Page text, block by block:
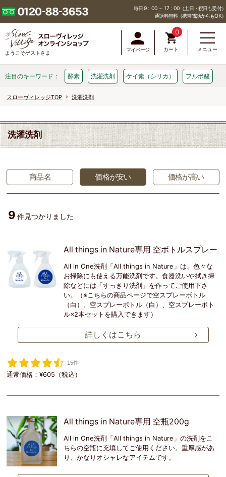
毎日 9：00 ～ 17：00（土日・祝日も受付）
通話料無料（携帯電話からもOK）
ようこそゲストさま
0
カート
マイページ メニュー
注目のキーワード： 酵素 洗濯洗剤 ケイ素（シリカ） フルボ酸
スローヴィレッジTOP 洗濯洗剤
洗濯洗剤
商品名 価格が安い 価格が高い
9 件見つかりました
All things in Nature専用 空ボトルスプレー
All in One洗剤「All things in Nature」は、色々な
お掃除にも使える万能洗剤です。食器洗いや拭き掃
除などには「すっきり洗剤」を作ってご使用下さ
い。（※こちらの商品ページで空スプレーボトル
（白）、空スプレーボトル（白）、空スプレーボト
ル×2本セットを購入できます）
詳しくはこちら
15件
通常価格：¥605（税込）
All things in Nature専用 空瓶200g
All in One洗剤「All things in Nature」の洗剤をこ
ちらの空瓶に充填してご使用ください。重厚感があ
り、かなりオシャレなアイテムです。